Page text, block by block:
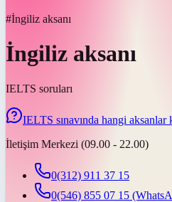
#İngiliz aksanı
İngiliz aksanı
IELTS soruları
IELTS sınavında hangi aksanlar
İletişim Merkezi (09.00 - 22.00)
0(312) 911 37 15
0(546) 855 07 15